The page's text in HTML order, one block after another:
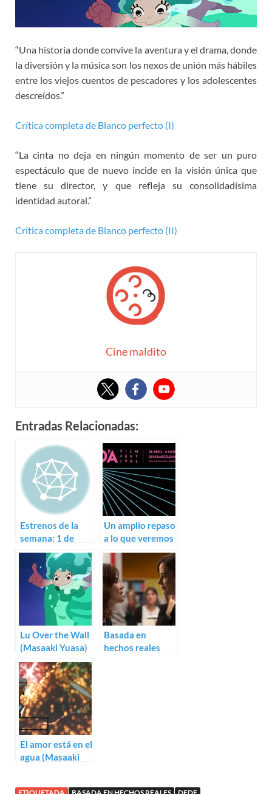
“Una historia donde convive la aventura y el drama, donde
la diversión y la música son los nexos de unión más hábiles
entre los viejos cuentos de pescadores y los adolescentes
descreídos.”
Crítica completa de Blanco perfecto (I)
“La cinta no deja en ningún momento de ser un puro
espectáculo que de nuevo incide en la visión única que
tiene su director, y que refleja su consolidadísima
identidad autoral.”
Crítica completa de Blanco perfecto (II)
Cine maldito
Entradas Relacionadas:
Estrenos de la
semana: 1 de
junio (2018)
Un amplio repaso
a lo que veremos
en el D’A 2018
Lu Over the Wall
(Masaaki Yuasa)
Basada en
hechos reales
El amor está en el
agua (Masaaki